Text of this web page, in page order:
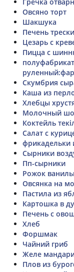
Овсяно торт
Шакшука
Печень трески
Цезарь с
Пицца с
Скумбрия
Каша из
Хлебцы
Молочный
Коктейль
Салат с
фрикадельки
Сырники
Пп-сырники
Рожок
Овсянка на
Пастила из
Картошка в
Печень с
Хлеб
Форшмак
Чайний гриб
Желе
Плов из